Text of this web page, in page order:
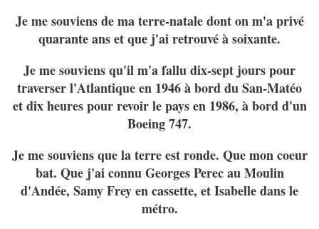
Je me souviens de ma terre-natale dont on m'a privé
quarante ans et que j'ai retrouvé à soixante.
Je me souviens qu'il m'a fallu dix-sept jours pour
traverser l'Atlantique en 1946 à bord du San-Matéo
et dix heures pour revoir le pays en 1986, à bord d'un
Boeing 747.
Je me souviens que la terre est ronde. Que mon coeur
bat. Que j'ai connu Georges Perec au Moulin
d'Andée, Samy Frey en cassette, et Isabelle dans le
métro.